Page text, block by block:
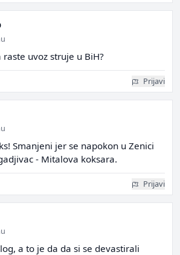
uvoz struje u BiH?
Prijavi
Smanjeni jer se napokon u Zenici
- Mitalova koksara.
Prijavi
a to je da da si se devastirali